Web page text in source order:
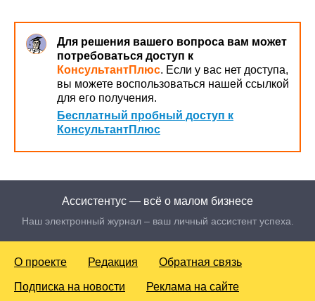
Для решения вашего вопроса вам может
потребоваться доступ к
КонсультантПлюс. Если у вас нет доступа,
вы можете воспользоваться нашей ссылкой
для его получения.
Бесплатный пробный доступ к
КонсультантПлюс
Ассистентус — всё о малом бизнесе
Наш электронный журнал – ваш личный ассистент успеха.
О проекте Редакция Обратная связь
Подписка на новости Реклама на сайте